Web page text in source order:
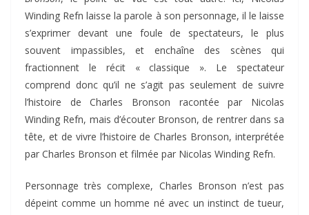
Winding Refn laisse la parole à son personnage, il le laisse
s’exprimer devant une foule de spectateurs, le plus
souvent impassibles, et enchaîne des scènes qui
fractionnent le récit « classique ». Le spectateur
comprend donc qu’il ne s’agit pas seulement de suivre
l’histoire de Charles Bronson racontée par Nicolas
Winding Refn, mais d’écouter Bronson, de rentrer dans sa
tête, et de vivre l’histoire de Charles Bronson, interprétée
par Charles Bronson et filmée par Nicolas Winding Refn.
Personnage très complexe, Charles Bronson n’est pas
dépeint comme un homme né avec un instinct de tueur,